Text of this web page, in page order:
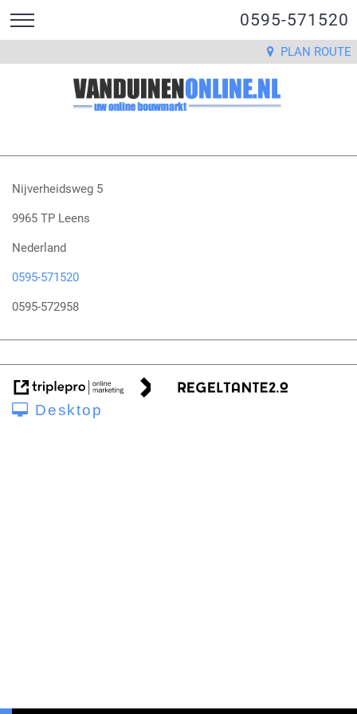
0595-571520
PLAN ROUTE
Nijverheidsweg 5
9965 TP Leens
Nederland
0595-571520
0595-572958
Desktop